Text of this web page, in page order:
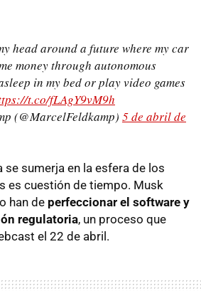
head around a future where my car
money through autonomous
in my bed or play video games
t.co/fLAgY9vM9h
(@MarcelFeldkamp) 5 de abril de
se sumerja en la esfera de los
es cuestión de tiempo. Musk
han de perfeccionar el software y
regulatoria, un proceso que
el 22 de abril.